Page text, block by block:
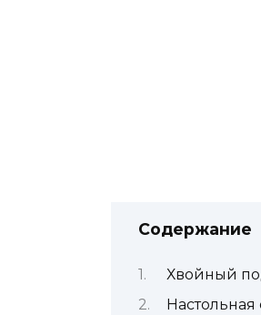
Содержание
Хвойный